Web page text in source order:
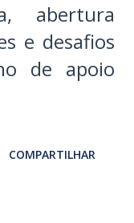
abertura
e desafios
de apoio
COMPARTILHAR